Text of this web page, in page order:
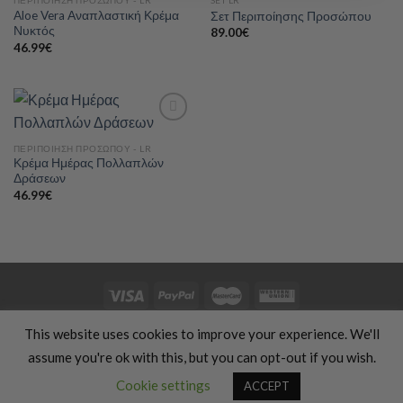
Add to
Aloe Vera Αναπλαστική Κρέμα
Νυκτός
46.99€
Add to
Σετ Περιποίησης Προσώπου
89.00€
Add to
ΠΕΡΙΠΟΊΗΣΗ ΠΡΟΣΏΠΟΥ - LR
Κρέμα Ημέρας Πολλαπλών
Δράσεων
46.99€
HOME ΕΝΔΎΜΑΤΑ ΔΏΡΑ ΧΕΙΡΟΠΟΊΗΤΑ
ΚΑΛΛΥΝΤΙΚΆ
ΠΑΙΔΙΆ
ΠΡΟΣΦΟΡΈΣ
ΣΙΛΟΥΈΤΑ & ΑΘΛΗΤΙΣΜΌΣ
ΥΠΗΡΕΣΊΕΣ ΜΕΤΆΦΡΑΣΗΣ
ΦΑΓΗΤΌ & ΜΑΓΕΙΡΙΚΉ
ΤΑΞΊΔΙΑ & ΔΙΑΚΟΠΈΣ
ABOUT US BLOG
Copyright 2026 ©Luxury Fashion Gifts K
This website uses cookies to improve your experience. We'll
assume you're ok with this, but you can opt-out if you wish.
Cookie settings
ACCEPT